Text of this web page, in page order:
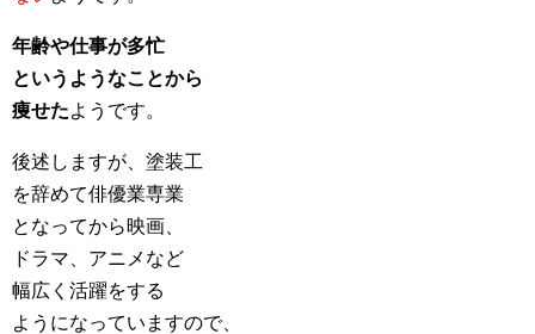
年齢や仕事が多忙
というようなことから
痩せたようです。
後述しますが、塗装工
を辞めて俳優業専業
となってから映画、
ドラマ、アニメなど
幅広く活躍をする
ようになっていますので、